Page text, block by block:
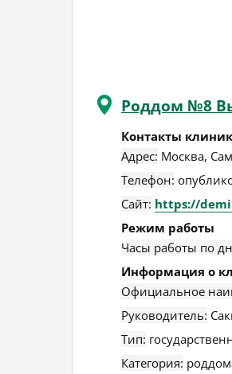
Роддом №8
Контакты
Адрес: Москва,
Телефон:
Сайт: https://
Режим работы
Часы работы по
Информация о
Официальное
Руководитель:
Тип:
Категория: